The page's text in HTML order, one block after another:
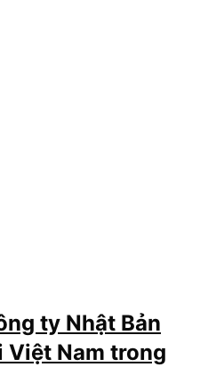
ty Nhật Bản
Việt Nam trong